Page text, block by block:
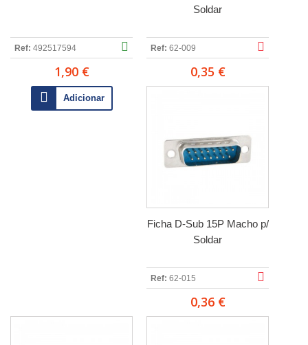
Ref: 492517594
1,90 €
Adicionar
Soldar
Ref: 62-009
0,35 €
Ficha D-Sub 15P Macho p/
Soldar
Ref: 62-015
0,36 €